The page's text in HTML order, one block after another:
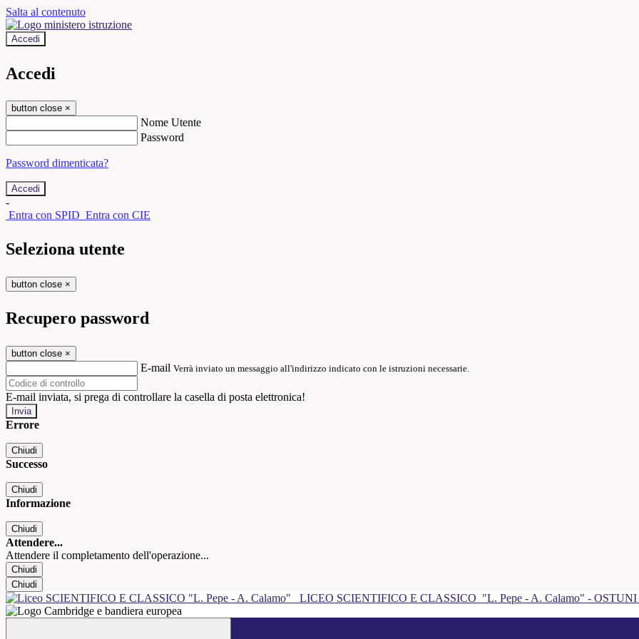
Salta al contenuto
Accedi
Accedi
button close ×
Nome Utente
Password
Password dimenticata?
-
Entra con SPID Entra con CIE
Seleziona utente
button close ×
Recupero password
button close ×
E-mail Verrà inviato un messaggio all'indirizzo indicato con le istruzioni necessarie.
E-mail inviata, si prega di controllare la casella di posta elettronica!
Errore
Chiudi
Successo
Chiudi
Informazione
Chiudi
Attendere...
Attendere il completamento dell'operazione...
Chiudi
Chiudi
LICEO SCIENTIFICO E CLASSICO "L. Pepe - A. Calamo" - OSTUNI